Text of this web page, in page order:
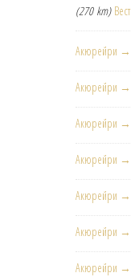
(270 km)
Акюрейри →
Акюрейри →
Акюрейри →
Акюрейри →
Акюрейри →
Акюрейри →
Акюрейри →